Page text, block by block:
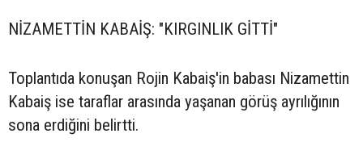
NİZAMETTİN KABAİŞ: "KIRGINLIK GİTTİ"
Toplantıda konuşan Rojin Kabaiş'in babası Nizamettin
Kabaiş ise taraflar arasında yaşanan görüş ayrılığının
sona erdiğini belirtti.